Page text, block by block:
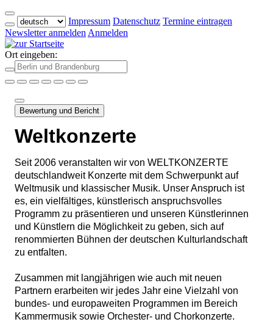
Impressum Datenschutz Termine eintragen
Newsletter anmelden Anmelden
Ort eingeben:
Bewertung und Bericht
Weltkonzerte
Seit 2006 veranstalten wir von WELTKONZERTE
deutschlandweit Konzerte mit dem Schwerpunkt auf
Weltmusik und klassischer Musik. Unser Anspruch ist
es, ein vielfältiges, künstlerisch anspruchsvolles
Programm zu präsentieren und unseren Künstlerinnen
und Künstlern die Möglichkeit zu geben, sich auf
renommierten Bühnen der deutschen Kulturlandschaft
zu entfalten.
Zusammen mit langjährigen wie auch mit neuen
Partnern erarbeiten wir jedes Jahr eine Vielzahl von
bundes- und europaweiten Programmen im Bereich
Kammermusik sowie Orchester- und Chorkonzerte.